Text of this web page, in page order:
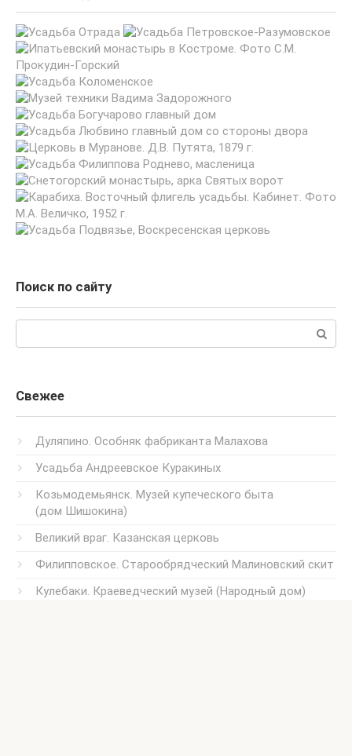
Поиск по сайту
Свежее
Дуляпино. Особняк фабриканта Малахова
Усадьба Андреевское Куракиных
Козьмодемьянск. Музей купеческого быта
(дом Шишокина)
Великий враг. Казанская церковь
Филипповское. Старообрядческий Малиновский скит
Кулебаки. Краеведческий музей (Народный дом)